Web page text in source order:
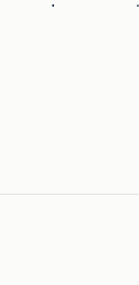
er een
en